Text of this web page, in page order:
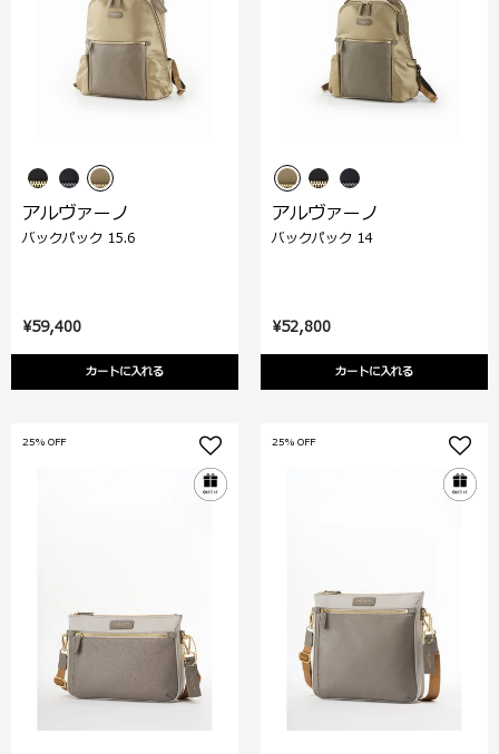
¥59,400
カートに入れる
アルヴァーノ
バックパック 15.6
¥52,800
カートに入れる
アルヴァーノ
バックパック 14
25% OFF 25% OFF